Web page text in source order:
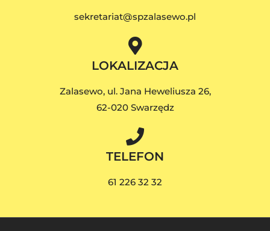
sekretariat@spzalasewo.pl
LOKALIZACJA
Zalasewo, ul. Jana Heweliusza 26,
62-020 Swarzędz
TELEFON
61 226 32 32